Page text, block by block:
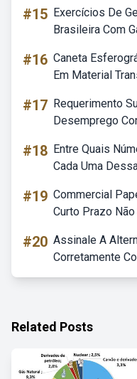
#15 Exercícios De
Brasileira Com
#16 Caneta
Em Material
#17 Requerimento
Desemprego
#18 Entre Quais
Cada Uma
#19 Commercial
Curto Prazo
#20 Assinale A
Corretamente
Related Posts